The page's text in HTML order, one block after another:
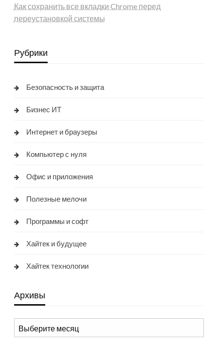
Как сохранить все вкладки Chrome перед
переустановкой системы
Рубрики
Безопасность и защита
Бизнес ИТ
Интернет и браузеры
Компьютер с нуля
Офис и приложения
Полезные мелочи
Программы и софт
Хайтек и будущее
Хайтек технологии
Архивы
Архивы